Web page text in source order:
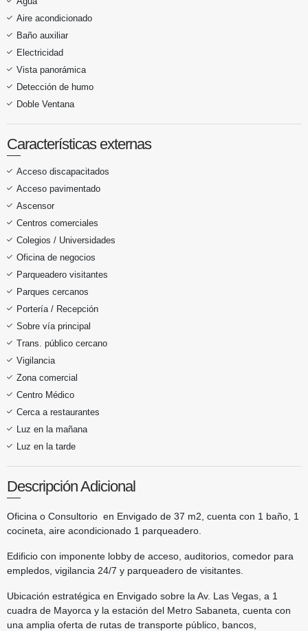
Aire acondicionado
Baño auxiliar
Electricidad
Vista panorámica
Detección de humo
Doble Ventana
Características externas
Acceso discapacitados
Acceso pavimentado
Ascensor
Centros comerciales
Colegios / Universidades
Oficina de negocios
Parqueadero visitantes
Parques cercanos
Portería / Recepción
Sobre vía principal
Trans. público cercano
Vigilancia
Zona comercial
Centro Médico
Cerca a restaurantes
Luz en la mañana
Luz en la tarde
Descripción Adicional
Oficina o Consultorio en Envigado de 37 m2, cuenta con 1 baño, 1
cocineta, aire acondicionado 1 parqueadero.
Edificio con imponente lobby de acceso, auditorios, comedor para
empledos, vigilancia 24/7 y parqueadero de visitantes.
Ubicación estratégica en Envigado sobre la Av. Las Vegas, a 1
cuadra de Mayorca y la estación del Metro Sabaneta, cuenta con
una amplia oferta de rutas de transporte público, bancos,